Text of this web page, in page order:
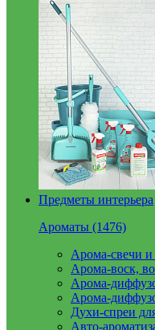
Предметы интерьера
Ароматы (1476)
Арома-свечи и
Арома-воск,
Арома-
Арома-
Духи-спреи
Авто-